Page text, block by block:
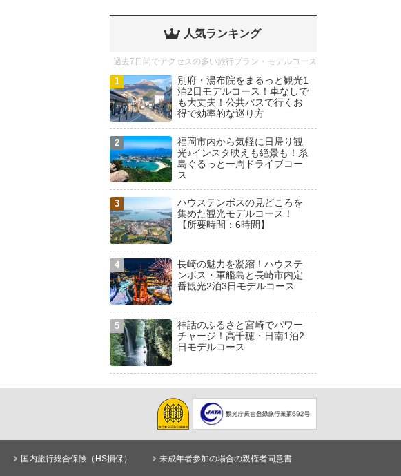
人気ランキング
過去7日間でアクセスの多い旅行プラン・モデルコース
別府・湯布院をまるっと観光1
泊2日モデルコース！車なしで
も大丈夫！公共バスで行くお
得で効率的な巡り方
福岡市内から気軽に日帰り観
光♪インスタ映えも絶景も！糸
島ぐるっと一周ドライブコー
ス
ハウステンボスの見どころを
集めた観光モデルコース！
【所要時間：6時間】
長崎の魅力を凝縮！ハウステ
ンボス・軍艦島と長崎市内定
番観光2泊3日モデルコース
神話のふるさと宮崎でパワー
チャージ！高千穂・日南1泊2
日モデルコース
国内旅行総合保険（HS損保） 未成年者参加の場合の親権者同意書